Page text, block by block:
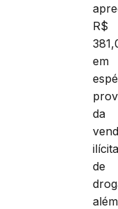
R$
em
da
de
além